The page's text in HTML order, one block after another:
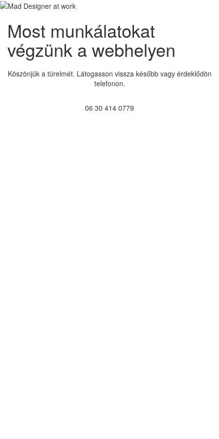
Most munkálatokat
végzünk a webhelyen
Köszönjük a türelmét. Látogasson vissza később vagy érdeklődön
telefonon.
06 30 414 0779